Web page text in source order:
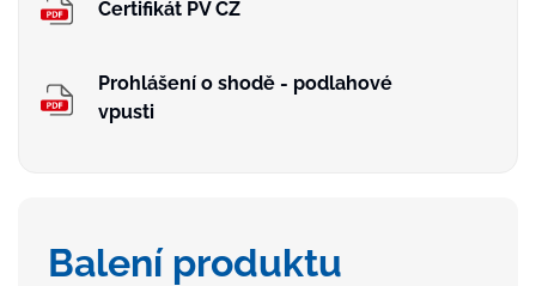
Certifikát PV CZ
Prohlášení o shodě - podlahové
vpusti
Balení produktu